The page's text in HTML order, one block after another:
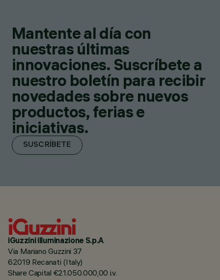
Mantente al día con
nuestras últimas
innovaciones. Suscríbete a
nuestro boletín para recibir
novedades sobre nuevos
productos, ferias e
iniciativas.
SUSCRÍBETE
iGuzzini illuminazione S.p.A
Via Mariano Guzzini 37
62019 Recanati (Italy)
Share Capital €21.050.000,00 i.v.